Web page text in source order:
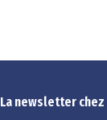
La newsletter